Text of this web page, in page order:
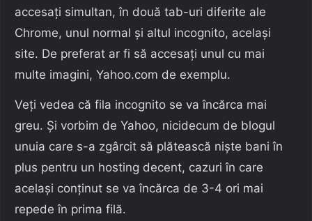
accesați simultan, în două tab-uri diferite ale
Chrome, unul normal și altul incognito, același
site. De preferat ar fi să accesați unul cu mai
multe imagini, Yahoo.com de exemplu.
Veți vedea că fila incognito se va încărca mai
greu. Și vorbim de Yahoo, nicidecum de blogul
unuia care s-a zgârcit să plătească niște bani în
plus pentru un hosting decent, cazuri în care
același conținut se va încărca de 3-4 ori mai
repede în prima filă.